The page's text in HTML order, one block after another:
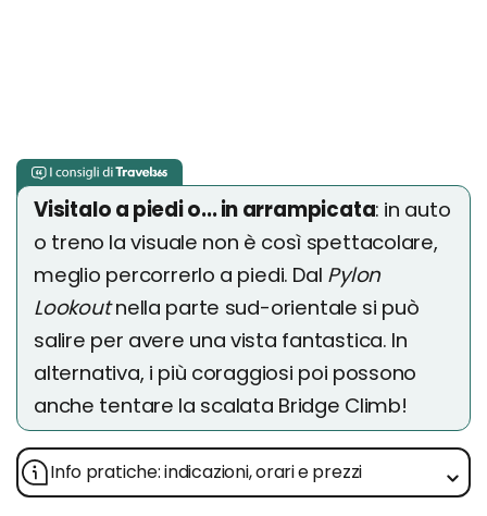
Visitalo a piedi o... in arrampicata: in auto
o treno la visuale non è così spettacolare,
meglio percorrerlo a piedi. Dal Pylon
Lookoutnella parte sud-orientale si può
salire per avere una vista fantastica. In
alternativa, i più coraggiosi poi possono
anche tentare la scalata Bridge Climb!
Info pratiche: indicazioni, orari e prezzi